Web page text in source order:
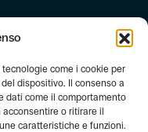
come i cookie per
dispositivo. Il consenso a
dati come il comportamento
o ritirare il
caratteristiche e funzioni.